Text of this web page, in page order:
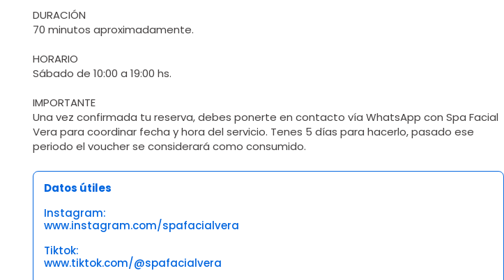
DURACIÓN
70 minutos aproximadamente.
HORARIO
Sábado de 10:00 a 19:00 hs.
IMPORTANTE
Una vez confirmada tu reserva, debes ponerte en contacto vía WhatsApp con Spa Facial
Vera para coordinar fecha y hora del servicio. Tenes 5 días para hacerlo, pasado ese
periodo el voucher se considerará como consumido.
Datos útiles
Instagram:
www.instagram.com/spafacialvera
Tiktok:
www.tiktok.com/@spafacialvera